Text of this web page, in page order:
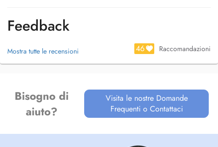
- Rééducation post-opératoire : chirurgie du genou (ligaments
croisés), épaule ou pose de prothèse de hanche ou genou.
de loreille interne).
- Rééducation neurologique : troubles de la marche, coordination et
équilibre.
- Renforcement musculaire, réathlétisation et étirements : Yoga,
Stretching et Pilates.
- Thérapie manuelle : mobilisation articulaire, thérapie des Trigger
Feedback
Mostra tutte le recensioni 46 Raccomandazioni
Bisogno di
aiuto?
Visita le nostre Domande
Frequenti o Contattaci